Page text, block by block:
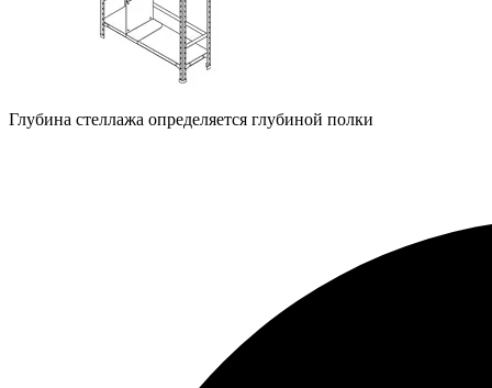
Глубина стеллажа определяется глубиной полки